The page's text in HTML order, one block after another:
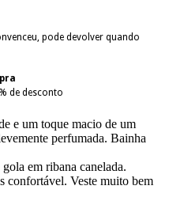
pode devolver quando
de desconto
e um toque macio de um
perfumada. Bainha
em ribana canelada.
confortável. Veste muito bem